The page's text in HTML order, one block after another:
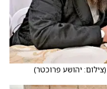
(צילום: יהושע פרוכטר)